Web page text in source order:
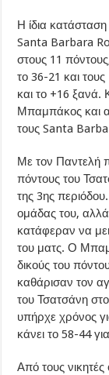
Η ίδια
Santa Barbara
στους 11
το 36-21 και
και το +16 ξανά.
Μπαμπάκος και
τους Santa
Με τον Παντελή
πόντους του
της 3ης
ομάδας του,
κατάφεραν να
του ματς. Ο
δικούς του
καθάρισαν τον
του Τσατσάνη
υπήρχε χρόνος
κάνει το 58-44
Από τους νικητές